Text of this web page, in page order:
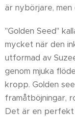
är nybörjare,
"Golden Seed"
mycket när den
utformad av
genom mjuka
kropp. Golden
framåtböjningar,
Det är en perfekt